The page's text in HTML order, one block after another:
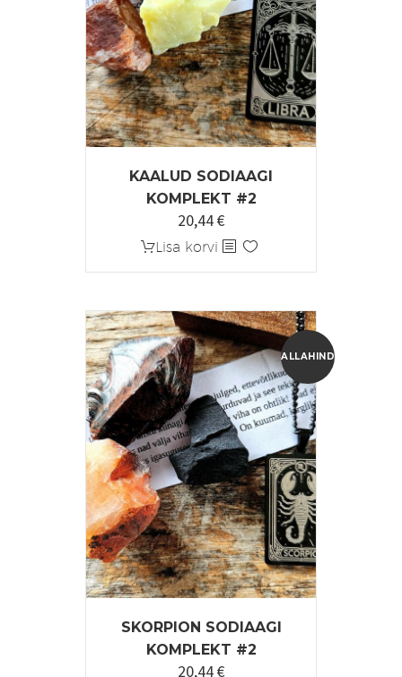
KAALUD SODIAAGI
KOMPLEKT #2
Algne
hind
20,44€Praegune
hind
Lisa korvi
ALLAHINDLUS!
SKORPION SODIAAGI
KOMPLEKT #2
Algne
20,44€Praegune